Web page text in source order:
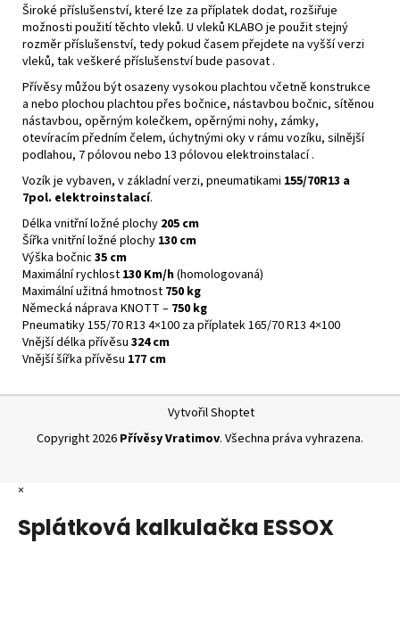
Široké příslušenství, které lze za příplatek dodat, rozšiřuje
možnosti použití těchto vleků. U vleků KLABO je použit stejný
rozměr příslušenství, tedy pokud časem přejdete na vyšší verzi
vleků, tak veškeré příslušenství bude pasovat .
Přívěsy můžou být osazeny vysokou plachtou včetně konstrukce
a nebo plochou plachtou přes bočnice, nástavbou bočnic, sítěnou
nástavbou, opěrným kolečkem, opěrnými nohy, zámky,
otevíracím předním čelem, úchytnými oky v rámu vozíku, silnější
podlahou, 7 pólovou nebo 13 pólovou elektroinstalací .
Vozík je vybaven, v základní verzi, pneumatikami 155/70R13 a
7pol. elektroinstalací.
Délka vnitřní ložné plochy 205 cm
Šířka vnitřní ložné plochy 130 cm
Výška bočnic 35 cm
Maximální rychlost 130 Km/h(homologovaná)
Maximální užitná hmotnost 750 kg
Německá náprava KNOTT – 750 kg
Pneumatiky 155/70 R13 4×100 za příplatek 165/70 R13 4×100
Vnější délka přívěsu 324 cm
Vnější šířka přívěsu 177 cm
Z
Vytvořil Shoptet
Copyright 2026 Přívěsy Vratimov. Všechna práva vyhrazena.
×
Splátková kalkulačka ESSOX